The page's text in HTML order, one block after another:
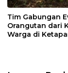
Tim Gabungan
Orangutan dari
Warga di